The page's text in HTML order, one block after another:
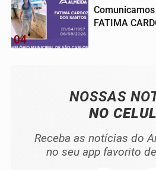
04
FATIMA
NOSSAS
NO
Receba as notícias do
no seu app favorito